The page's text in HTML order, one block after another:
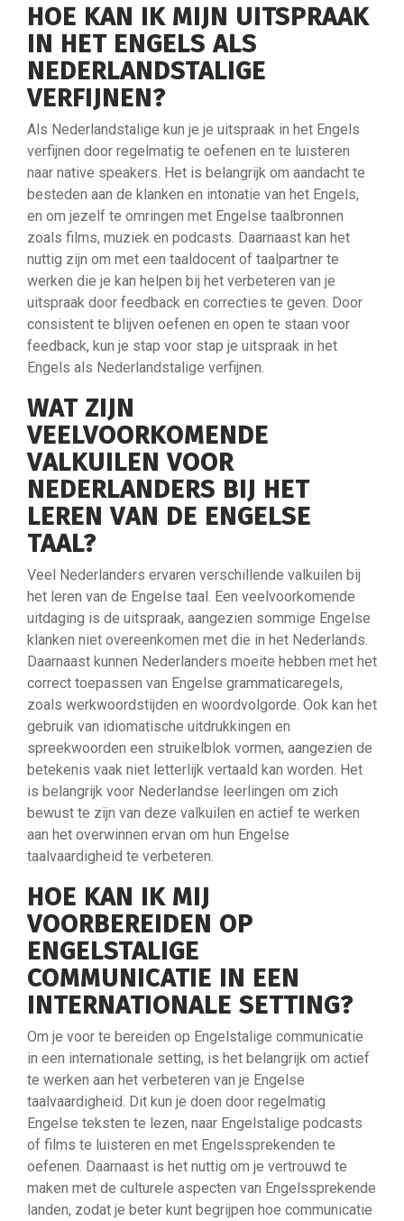
HOE KAN IK MIJN UITSPRAAK
IN HET ENGELS ALS
NEDERLANDSTALIGE
VERFIJNEN?
Als Nederlandstalige kun je je uitspraak in het Engels
verfijnen door regelmatig te oefenen en te luisteren
naar native speakers. Het is belangrijk om aandacht te
besteden aan de klanken en intonatie van het Engels,
en om jezelf te omringen met Engelse taalbronnen
zoals films, muziek en podcasts. Daarnaast kan het
nuttig zijn om met een taaldocent of taalpartner te
werken die je kan helpen bij het verbeteren van je
uitspraak door feedback en correcties te geven. Door
consistent te blijven oefenen en open te staan voor
feedback, kun je stap voor stap je uitspraak in het
Engels als Nederlandstalige verfijnen.
WAT ZIJN
VEELVOORKOMENDE
VALKUILEN VOOR
NEDERLANDERS BIJ HET
LEREN VAN DE ENGELSE
TAAL?
Veel Nederlanders ervaren verschillende valkuilen bij
het leren van de Engelse taal. Een veelvoorkomende
uitdaging is de uitspraak, aangezien sommige Engelse
klanken niet overeenkomen met die in het Nederlands.
Daarnaast kunnen Nederlanders moeite hebben met het
correct toepassen van Engelse grammaticaregels,
zoals werkwoordstijden en woordvolgorde. Ook kan het
gebruik van idiomatische uitdrukkingen en
spreekwoorden een struikelblok vormen, aangezien de
betekenis vaak niet letterlijk vertaald kan worden. Het
is belangrijk voor Nederlandse leerlingen om zich
bewust te zijn van deze valkuilen en actief te werken
aan het overwinnen ervan om hun Engelse
taalvaardigheid te verbeteren.
HOE KAN IK MIJ
VOORBEREIDEN OP
ENGELSTALIGE
COMMUNICATIE IN EEN
INTERNATIONALE SETTING?
Om je voor te bereiden op Engelstalige communicatie
in een internationale setting, is het belangrijk om actief
te werken aan het verbeteren van je Engelse
taalvaardigheid. Dit kun je doen door regelmatig
Engelse teksten te lezen, naar Engelstalige podcasts
of films te luisteren en met Engelssprekenden te
oefenen. Daarnaast is het nuttig om je vertrouwd te
maken met de culturele aspecten van Engelssprekende
landen, zodat je beter kunt begrijpen hoe communicatie